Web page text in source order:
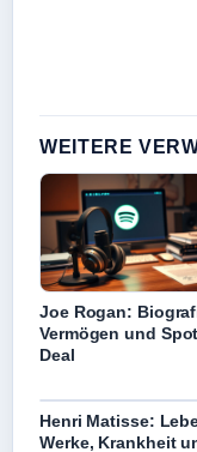
WEITERE
Joe Rogan:
Vermögen und
Deal
Henri Matisse:
Werke, Krankheit